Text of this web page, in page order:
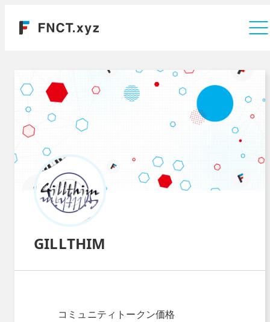
GILLTHIM
コミュニティトークン価格